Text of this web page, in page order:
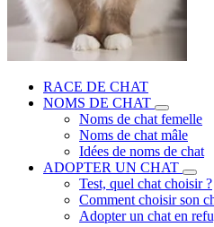
RACE DE CHAT
NOMS DE CHAT
Noms de chat femelle
Noms de chat mâle
Idées de noms de chat
ADOPTER UN CHAT
Test, quel chat choisir ?
Comment choisir son
Adopter un chat en